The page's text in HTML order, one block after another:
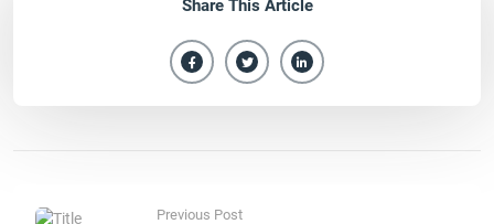
Share This Article
Previous Post